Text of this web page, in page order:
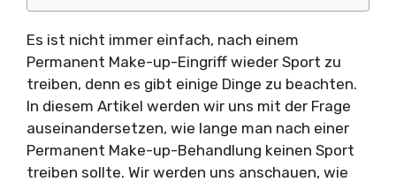
Es ist nicht immer einfach, nach einem
Permanent Make-up-Eingriff wieder Sport zu
treiben, denn es gibt einige Dinge zu beachten.
In diesem Artikel werden wir uns mit der Frage
auseinandersetzen, wie lange man nach einer
Permanent Make-up-Behandlung keinen Sport
treiben sollte. Wir werden uns anschauen, wie